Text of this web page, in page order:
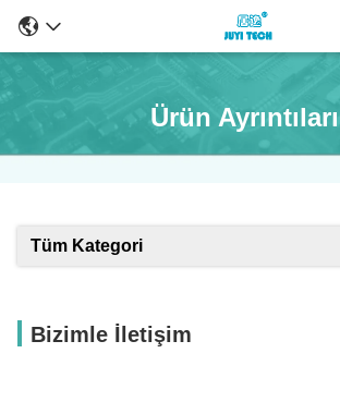
Ürün Ayrıntıları
Tüm Kategori
Bizimle İletişim